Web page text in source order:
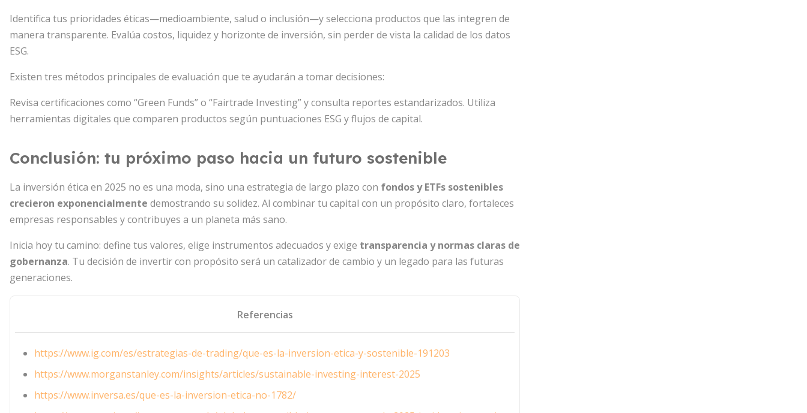
Identifica tus prioridades éticas—medioambiente, salud o inclusión—y selecciona productos que las integren de
manera transparente. Evalúa costos, liquidez y horizonte de inversión, sin perder de vista la calidad de los datos
ESG.
Existen tres métodos principales de evaluación que te ayudarán a tomar decisiones:
Revisa certificaciones como “Green Funds” o “Fairtrade Investing” y consulta reportes estandarizados. Utiliza
herramientas digitales que comparen productos según puntuaciones ESG y flujos de capital.
Conclusión: tu próximo paso hacia un futuro sostenible
La inversión ética en 2025 no es una moda, sino una estrategia de largo plazo con fondos y ETFs sostenibles
crecieron exponencialmente demostrando su solidez. Al combinar tu capital con un propósito claro, fortaleces
empresas responsables y contribuyes a un planeta más sano.
Inicia hoy tu camino: define tus valores, elige instrumentos adecuados y exige transparencia y normas claras de
gobernanza. Tu decisión de invertir con propósito será un catalizador de cambio y un legado para las futuras
generaciones.
Referencias
https://www.ig.com/es/estrategias-de-trading/que-es-la-inversion-etica-y-sostenible-191203
https://www.morganstanley.com/insights/articles/sustainable-investing-interest-2025
https://www.inversa.es/que-es-la-inversion-etica-no-1782/